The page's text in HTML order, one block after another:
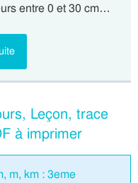
entre 0 et 30 cm…
Leçon, trace
à imprimer
m, km : 3eme